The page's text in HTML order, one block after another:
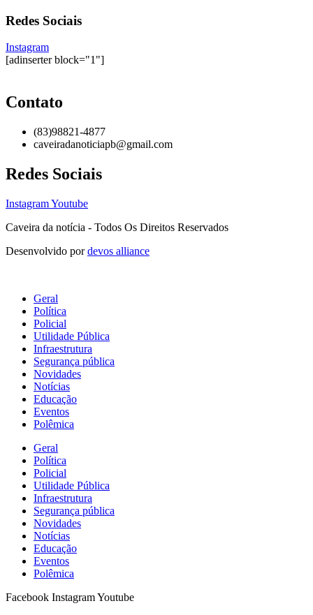
Redes Sociais
Instagram
[adinserter block="1"]
Contato
(83)98821-4877
caveiradanoticiapb@gmail.com
Redes Sociais
InstagramYoutube
Caveira da notícia - Todos Os Direitos Reservados
Desenvolvido pordevos alliance
Geral
Política
Policial
Utilidade Pública
Infraestrutura
Segurança pública
Novidades
Notícias
Educação
Eventos
Polêmica
Geral
Política
Policial
Utilidade Pública
Infraestrutura
Segurança pública
Novidades
Notícias
Educação
Eventos
Polêmica
Facebook InstagramYoutube